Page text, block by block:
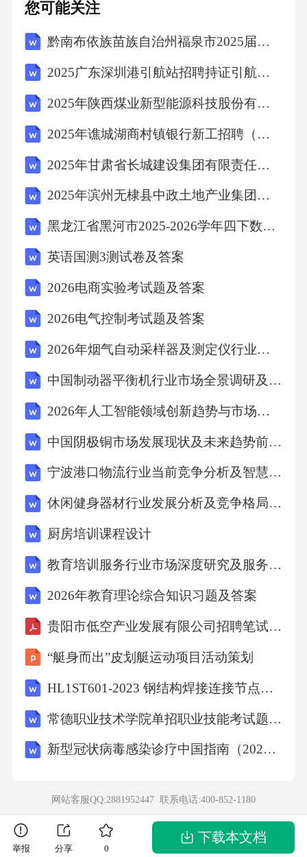
形，应从轻、减轻处罚或不予处罚A.向公安机
关如实陈述自己的违法行为的B.主动投案C.主动
消除或者减轻违法行为危害后果D.有立功表现
法》规定的人民警察的任务？（）A.维护国家
安全B.维护国家统一C.维护国家独立D.维护国家
主权【答案】：A20.根据《全面推进依法行政
实施纲要》的规定，下列不属于我国“依法行政”
D.高效便民【答案】：C21.中央政法工作会议
要求，公安机关要处理好维稳和维权的关系，
要把群众合理合法的利益诉求解决好，这集中
体现了对公安机关（）的要求。A.顾全大局B.
和谐包容C.执法为民D.文明理性【答案】：C22.
关于释放被刑事拘留的人，说法错误的是
（）。A.对被拘留的人，应当在拘留后24小时
以内进行讯问B.释放后，公安机关认为需要继
现不应当拘留的，应当经县级以上公安机关负
责人批准，予以释放D.人民检察院不批准逮捕
的，公安机关可以先复议、复核，暂不释放
【答案】：D23.陈某打电话到某学校，与接电
话的甲发生争执。陈某纠集8个人到学校。与正
在办公室研究工作的甲发生口角，后将甲殴打
致轻微伤（当时正是学校上课时间）。陈某的
行为构成（）的违反治安管理行为。A.殴打他
单位秩序【答案】：C24.甲对乙一直怀恨在
心，甲在互联网上将乙的手机号留作联系电
话，并注明提供“特殊服务”。乙连续收到骚扰电
侮辱的违反治安管理行为B.发送信息干扰正常
安管理行为D.诽谤的违反治安管理行为【答
您可能关注
黔南布依族苗族自治州福泉市2025届四下数学期末检测试题含答案解析
2025广东深圳港引航站招聘持证引航员4人笔试历年常考点试题专练附带答案详解
2025年陕西煤业新型能源科技股份有限公司招聘（285人）笔试历年难易错考点试卷带答案解析
2025年谯城湖商村镇银行新工招聘（第二次）笔试历年典型考题及考点剖析附带答案详解
2025年甘肃省长城建设集团有限责任公司招聘35人笔试历年备考题库附带答案详解
2025年滨州无棣县中政土地产业集团有限公司及权属公司公开招聘工作人员和考察人员笔试历年典型考点题库附带答案详解
黑龙江省黑河市2025-2026学年四下数学期末达标检测试题（含答案）
英语国测3测试卷及答案
2026电商实验考试题及答案
2026电气控制考试题及答案
2026年烟气自动采样器及测定仪行业技术分析报告
中国制动器平衡机行业市场全景调研及投资价值评估咨询报告
2026年人工智能领域创新趋势与市场预测报告
中国阴极铜市场发展现状及未来趋势前景预判研究报告
宁波港口物流行业当前竞争分析及智慧化发展研究报告
休闲健身器材行业发展分析及竞争格局与投资战略研究咨询报告
厨房培训课程设计
教育培训服务行业市场深度研究及服务创新与投资发展前景分析报告
2026年教育理论综合知识习题及答案
贵阳市低空产业发展有限公司招聘笔试题库2026
“艇身而出”皮划艇运动项目活动策划
HL1ST601-2023 钢结构焊接连接节点通 用图B册 (Q355钢)
常德职业技术学院单招职业技能考试题库带答案
新型冠状病毒感染诊疗中国指南（2026年版）
网站客服QQ:2881952447 联系电话:400-852-1180
举报 分享 0
下载本文档